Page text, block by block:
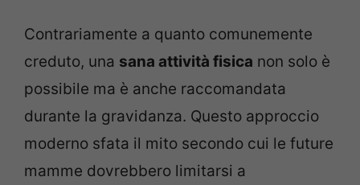
Contrariamente a quanto comunemente
creduto, una sana attività fisica non solo è
possibile ma è anche raccomandata
durante la gravidanza. Questo approccio
moderno sfata il mito secondo cui le future
mamme dovrebbero limitarsi a